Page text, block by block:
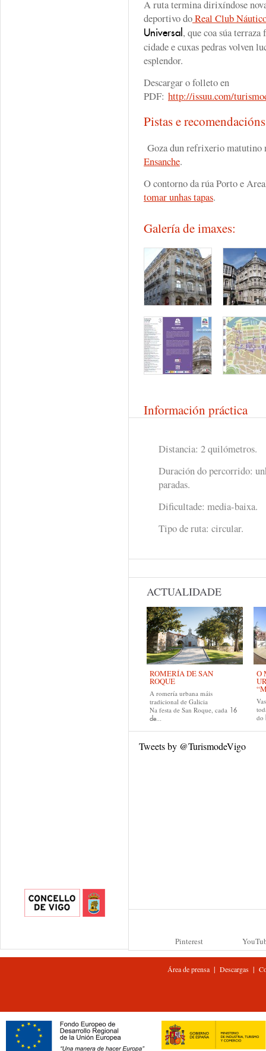
A ruta termina dirixíndose
deportivo doReal Club
Universal , que coa súa
cidade e cuxas pedras volven
esplendor.
Descargar o folleto en
PDF: http://issuu.com/
Pistas e
Goza dun refrixerio matutino
Ensanche.
O contorno da rúa Porto e
tomar unhas tapas.
Galería de imaxes:
Información práctica
Distancia: 2 quilómetros.
Duración do percorrido:
paradas.
Dificultade: media-baixa.
Tipo de ruta: circular.
ACTUALIDADE
ROMERÍA DE SAN
ROQUE
A romería urbana máis
tradicional de Galicia
Na festa de San Roque, cada 16
de...
O
do
Tweets by @TurismodeVigo
Pinterest
Área de prensa| Descargas|